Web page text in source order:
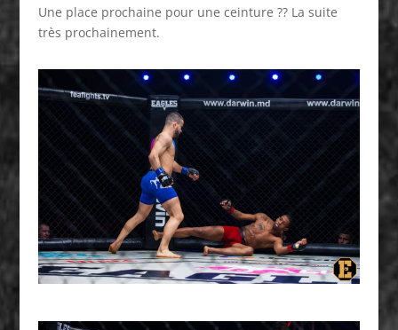
Une place prochaine pour une ceinture ?? La suite
très prochainement.